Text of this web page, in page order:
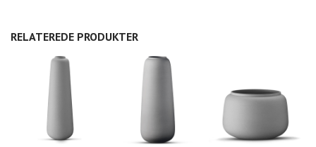
RELATEREDE PRODUKTER